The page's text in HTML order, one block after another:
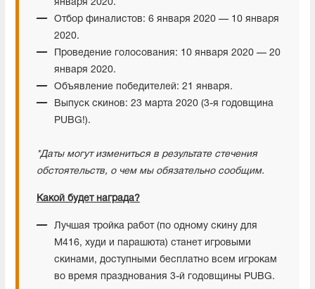
января 2020.
Отбор финалистов: 6 января 2020 — 10 января
2020.
Проведение голосования: 10 января 2020 — 20
января 2020.
Объявление победителей: 21 января.
Выпуск скинов: 23 марта 2020 (3-я годовщина
PUBG!).
*Даты могут измениться в результате стечения
обстоятельств, о чем мы обязательно сообщим.
Какой будет награда?
Лучшая тройка работ (по одному скину для
M416, худи и парашюта) станет игровыми
скинами, доступными бесплатно всем игрокам
во время празднования 3-й годовщины PUBG.